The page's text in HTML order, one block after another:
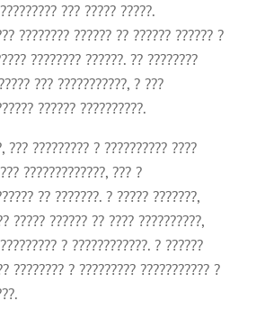
??? ????? ?????.
???????? ?????? ?? ?????? ?????? ?
???????? ??????. ?? ????????
??? ???????????, ? ???
?????? ??????????.
??? ????????? ? ?????????? ????
?????????????, ??? ?
?? ???????. ? ????? ???????,
????? ?????? ?? ???? ??????????,
? ????????????. ? ??????
???????? ? ????????? ??????????? ?